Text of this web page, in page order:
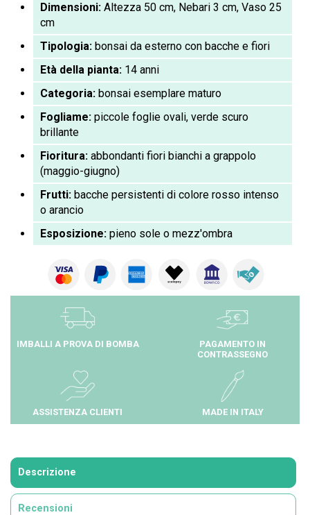
Dimensioni: Altezza 50 cm, Nebari 3 cm, Vaso 25
cm
Tipologia: bonsai da esterno con bacche e fiori
Età della pianta: 14 anni
Categoria: bonsai esemplare maturo
Fogliame: piccole foglie ovali, verde scuro
brillante
Fioritura: abbondanti fiori bianchi a grappolo
(maggio-giugno)
Frutti: bacche persistenti di colore rosso intenso
o arancio
Esposizione: pieno sole o mezz'ombra
IMBALLI A PROVA DI BOMBA
PAGAMENTO IN
CONTRASSEGNO
ASSISTENZA CLIENTI MADE IN ITALY
Descrizione
Recensioni